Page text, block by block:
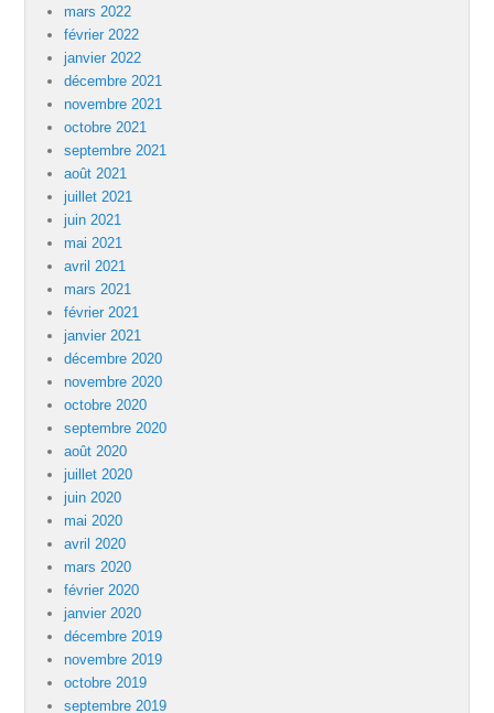
mars 2022
février 2022
janvier 2022
décembre 2021
novembre 2021
octobre 2021
septembre 2021
août 2021
juillet 2021
juin 2021
mai 2021
avril 2021
mars 2021
février 2021
janvier 2021
décembre 2020
novembre 2020
octobre 2020
septembre 2020
août 2020
juillet 2020
juin 2020
mai 2020
avril 2020
mars 2020
février 2020
janvier 2020
décembre 2019
novembre 2019
octobre 2019
septembre 2019